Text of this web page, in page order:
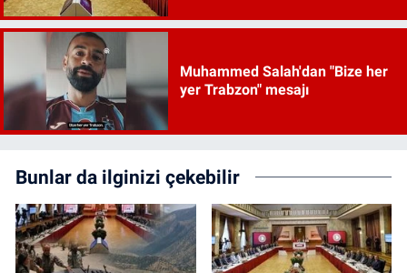
Muhammed Salah'dan "Bize her
yer Trabzon" mesajı
Bunlar da ilginizi çekebilir